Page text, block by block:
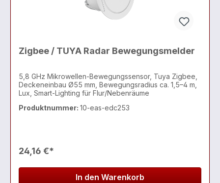
Zigbee / TUYA Radar Bewegungsmelder
5,8 GHz Mikrowellen-Bewegungssensor, Tuya Zigbee,
Deckeneinbau Ø55 mm, Bewegungsradius ca. 1,5–4 m,
Lux, Smart-Lighting für Flur/Nebenräume
Produktnummer: 10-eas-edc253
24,16 €*
In den Warenkorb